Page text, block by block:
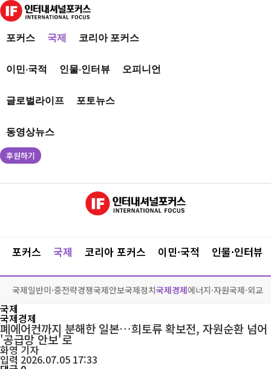
포커스 국제 코리아 포커스
이민·국적 인물·인터뷰 오피니언
글로벌라이프 포토뉴스
동영상뉴스
후원하기
포커스 국제 코리아 포커스 이민·국적 인물·인터뷰
국제일반미·중전략경쟁국제안보국제정치국제경제에너지·자원국제·외교
국제
국제경제
폐에어컨까지 분해한 일본…희토류 확보전, 자원순환 넘어
'공급망 안보'로
화영기자
입력 2026.07.05 17:33